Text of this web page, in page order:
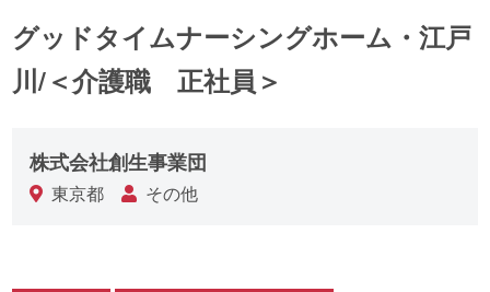
グッドタイムナーシングホーム・江戸
川/＜介護職 正社員＞
株式会社創生事業団
東京都 その他